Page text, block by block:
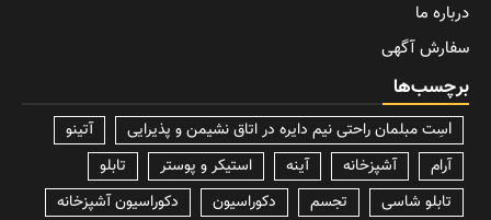
درباره ما
سفارش آگهی
برچسب‌ها
lسِت مبلمان راحتی نیم دایره در اتاق نشیمن و پذیرایی
آتینو
آرام
آشپزخانه آینه استیکر و پوستر
تابلو
تابلو شاسی
تجسم دکوراسیون
دکوراسیون آشپزخانه